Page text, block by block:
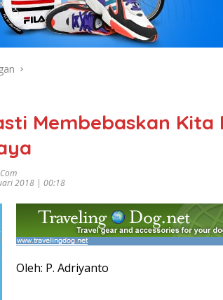
Membebaskan Kita
2018 | 00:18
Oleh: P. Adriyanto